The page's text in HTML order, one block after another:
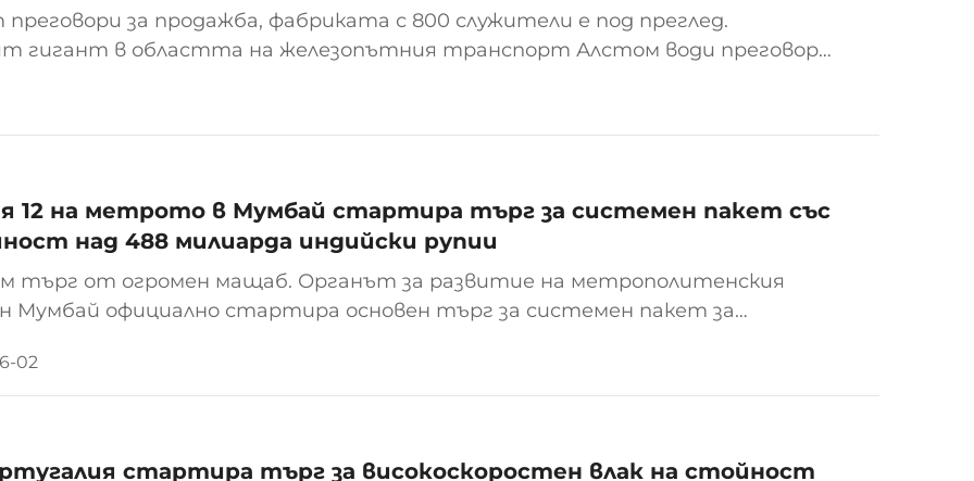
преговори за продажба, фабриката с 800 служители е под преглед.
гигант в областта на железопътния транспорт Алстом води преговори
медии потвърждават, че в момента на фабриката работят около 800 ...
12 на метрото в Мумбай стартира търг за системен пакет със
над 488 милиарда индийски рупии
търг от огромен мащаб. Органът за развитие на метрополитенския
Мумбай официално стартира основен търг за системен пакет за
рупии, което бележи най-изчерпателния етап досега за тази линия...
02
стартира търг за високоскоростен влак на стойност